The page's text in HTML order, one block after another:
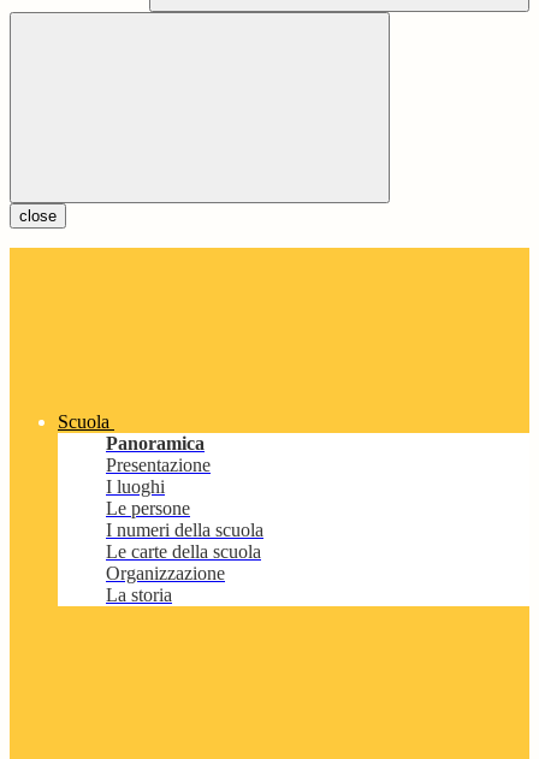
close
Scuola
Panoramica
Presentazione
I luoghi
Le persone
I numeri della scuola
Le carte della scuola
Organizzazione
La storia